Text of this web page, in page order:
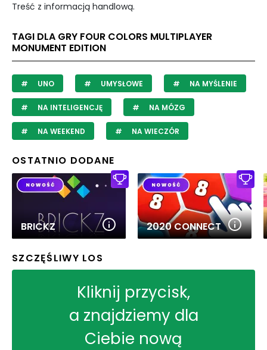
Treść z informacją handlową.
TAGI DLA GRY FOUR COLORS MULTIPLAYER
MONUMENT EDITION
UNO UMYSŁOWE NA MYŚLENIE
NA INTELIGENCJĘ NA MÓZG
NA WEEKEND NA WIECZÓR
OSTATNIO DODANE
BRICKZ 2020 CONNECT
SZCZĘŚLIWY LOS
Kliknij przycisk,
a znajdziemy dla
Ciebie nową